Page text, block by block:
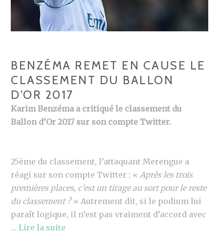
BENZÉMA REMET EN CAUSE LE
CLASSEMENT DU BALLON
D’OR 2017
Karim Benzéma a critiqué le classement du
Ballon d’Or 2017 sur son compte Twitter.
25ème du classement, l’attaquant Merengue a
réagi sur son compte Twitter : « Après les trois
premières places, c’est un tirage au sort pour le reste
du classement ?» Autrement dit, si le podium lui
paraît logique, il n’est pas vraiment d’accord avec
…Lire la suite